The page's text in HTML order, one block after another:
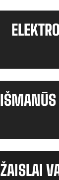
ŽAISLAI